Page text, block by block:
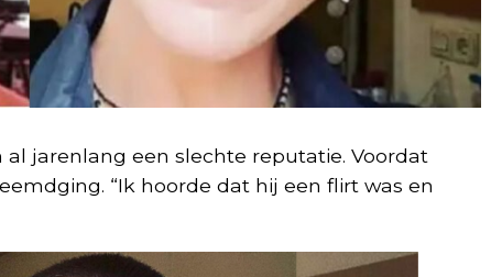
jarenlang een slechte reputatie. Voordat
“Ik hoorde dat hij een flirt was en